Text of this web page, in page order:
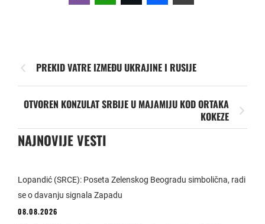
PREKID VATRE IZMEĐU UKRAJINE I RUSIJE
OTVOREN KONZULAT SRBIJE U MAJAMIJU KOD ORTAKA
KOKEZE
NAJNOVIJE VESTI
Lopandić (SRCE): Poseta Zelenskog Beogradu simbolična, radi
se o davanju signala Zapadu
08.08.2026